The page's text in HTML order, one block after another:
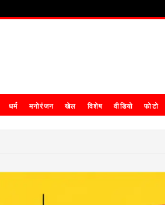
धर्म मनोरंजन खेल विशेष वीडियो फोटो